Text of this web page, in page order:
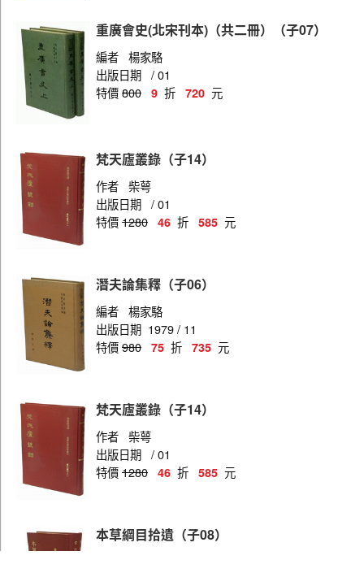
重廣會史(北宋刊本)（共二冊）（子07）
編者 楊家駱
出版日期 / 01
特價800 9 折 720 元
梵天廬叢錄（子14）
作者 柴萼
出版日期 / 01
特價1280 46 折 585 元
潛夫論集釋（子06）
編者 楊家駱
出版日期 1979 / 11
特價980 75 折 735 元
梵天廬叢錄（子14）
作者 柴萼
出版日期 / 01
特價1280 46 折 585 元
本草綱目拾遺（子08）